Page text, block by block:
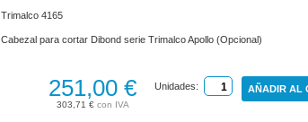
Trimalco 4165
Cabezal para cortar Dibond serie Trimalco Apollo (Opcional)
303,71 €
251,00 € Unidades: AÑADIR AL